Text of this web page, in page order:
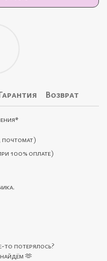
Возврат
*
почтомат)
100% оплате)
то потерялось?
🫶